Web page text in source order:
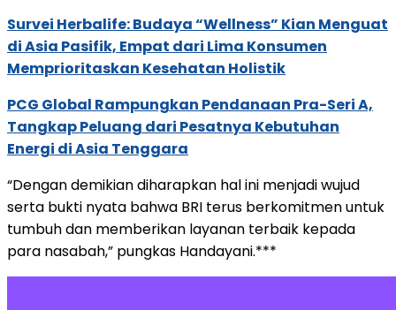
Survei Herbalife: Budaya “Wellness” Kian Menguat
di Asia Pasifik, Empat dari Lima Konsumen
Memprioritaskan Kesehatan Holistik
PCG Global Rampungkan Pendanaan Pra-Seri A,
Tangkap Peluang dari Pesatnya Kebutuhan
Energi di Asia Tenggara
“Dengan demikian diharapkan hal ini menjadi wujud
serta bukti nyata bahwa BRI terus berkomitmen untuk
tumbuh dan memberikan layanan terbaik kepada
para nasabah,” pungkas Handayani.***